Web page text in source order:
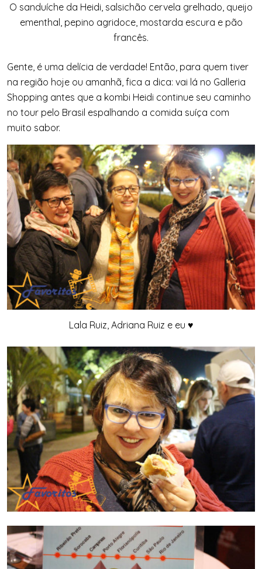
O sanduíche da Heidi, salsichão cervela grelhado, queijo
ementhal, pepino agridoce, mostarda escura e pão
francês.
Gente, é uma delícia de verdade! Então, para quem tiver
na região hoje ou amanhã, fica a dica: vai lá no Galleria
Shopping antes que a kombi Heidi continue seu caminho
no tour pelo Brasil espalhando a comida suíça com
muito sabor.
Lala Ruiz, Adriana Ruiz e eu ♥